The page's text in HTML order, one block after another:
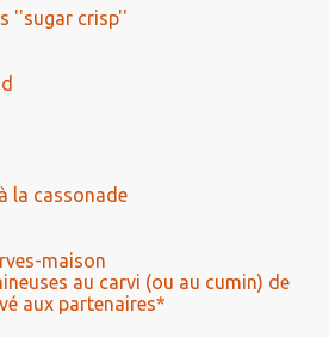
''sugar crisp''
la cassonade
maison
au carvi (ou au cumin) de
aux partenaires*